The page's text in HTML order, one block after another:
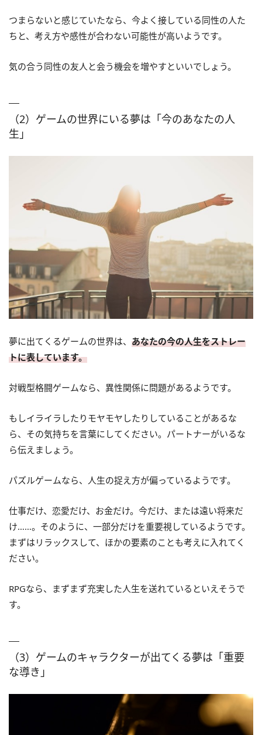
つまらないと感じていたなら、今よく接している同性の人た
ちと、考え方や感性が合わない可能性が高いようです。
気の合う同性の友人と会う機会を増やすといいでしょう。
（2）ゲームの世界にいる夢は「今のあなたの人
生」
夢に出てくるゲームの世界は、 あなたの今の人生をストレー
トに表しています。
対戦型格闘ゲームなら、異性関係に問題があるようです。
もしイライラしたりモヤモヤしたりしていることがあるな
ら、その気持ちを言葉にしてください。パートナーがいるな
ら伝えましょう。
パズルゲームなら、人生の捉え方が偏っているようです。
仕事だけ、恋愛だけ、お金だけ。今だけ、または遠い将来だ
け……。そのように、一部分だけを重要視しているようです。
まずはリラックスして、ほかの要素のことも考えに入れてく
ださい。
RPGなら、まずまず充実した人生を送れているといえそうで
す。
（3）ゲームのキャラクターが出てくる夢は「重要
な導き」